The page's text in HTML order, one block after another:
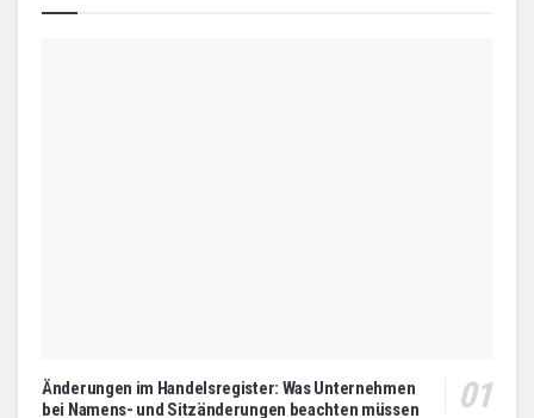
Änderungen im Handelsregister: Was Unternehmen
bei Namens- und Sitzänderungen beachten müssen